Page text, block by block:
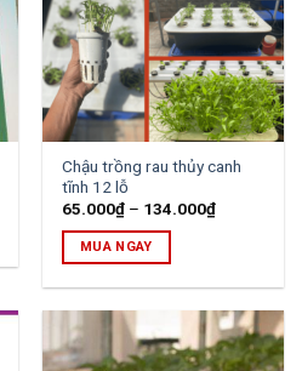
Chậu trồng rau thủy canh
tĩnh 12 lỗ
65.000₫ – 134.000₫
MUA NGAY